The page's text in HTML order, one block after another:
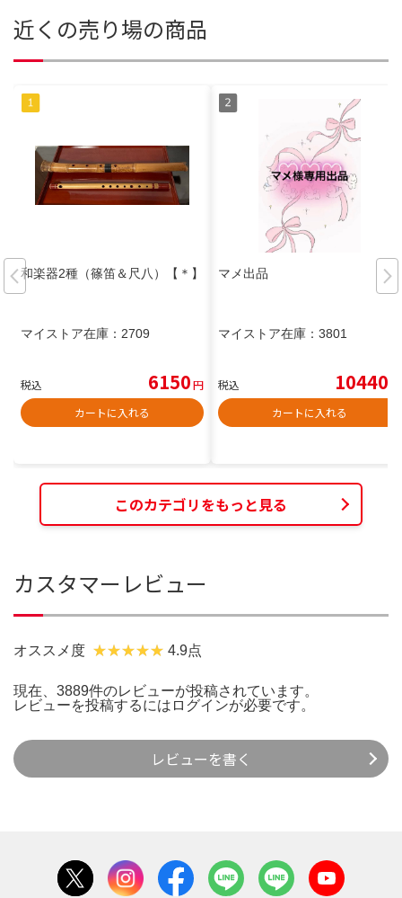
近くの売り場の商品
和楽器2種（篠笛＆尺八）【＊】
マイストア在庫： 2709
税込 6150円
カートに入れる
マメ出品
マイストア在庫： 3801
税込 10440
カートに入れる
このカテゴリをもっと見る
カスタマーレビュー
オススメ度 4.9点
現在、3889件のレビューが投稿されています。
レビューを投稿するには ログインが必要です。
レビューを書く